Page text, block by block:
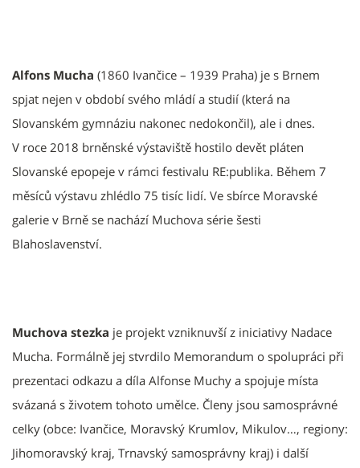
Alfons Mucha (1860 Ivančice – 1939 Praha) je s Brnem
spjat nejen v období svého mládí a studií (která na
Slovanském gymnáziu nakonec nedokončil), ale i dnes.
V roce 2018 brněnské výstaviště hostilo devět pláten
Slovanské epopeje v rámci festivalu RE:publika. Během 7
měsíců výstavu zhlédlo 75 tisíc lidí. Ve sbírce Moravské
galerie v Brně se nachází Muchova série šesti
Blahoslavenství.
Muchova stezka je projekt vzniknuvší z iniciativy Nadace
Mucha. Formálně jej stvrdilo Memorandum o spolupráci při
prezentaci odkazu a díla Alfonse Muchy a spojuje místa
svázaná s životem tohoto umělce. Členy jsou samosprávné
celky (obce: Ivančice, Moravský Krumlov, Mikulov…, regiony:
Jihomoravský kraj, Trnavský samosprávny kraj) i další